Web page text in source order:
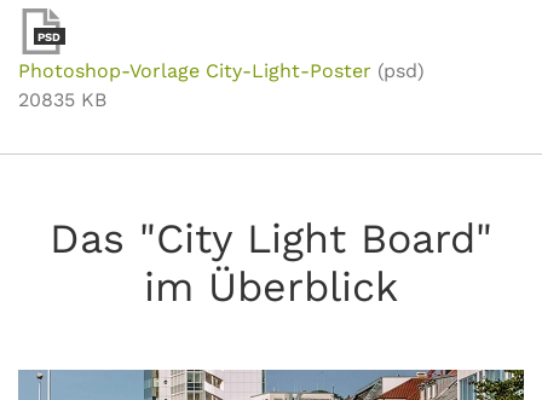
PSD
Photoshop-Vorlage City-Light-Poster (psd)
20835 KB
Das "City Light Board"
im Überblick